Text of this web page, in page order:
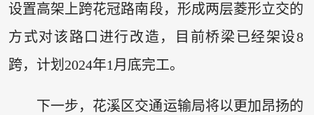
设置高架上跨花冠路南段，形成两层菱形立交的
方式对该路口进行改造，目前桥梁已经架设8
跨，计划2024年1月底完工。
下一步，花溪区交通运输局将以更加昂扬的